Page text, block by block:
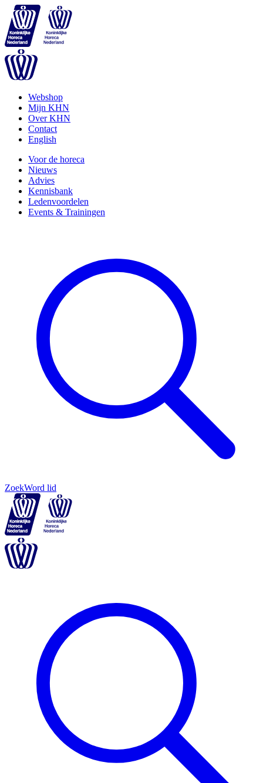
Webshop
Mijn KHN
Over KHN
Contact
English
Voor de horeca
Nieuws
Advies
Kennisbank
Ledenvoordelen
Events & Trainingen
ZoekWord lid